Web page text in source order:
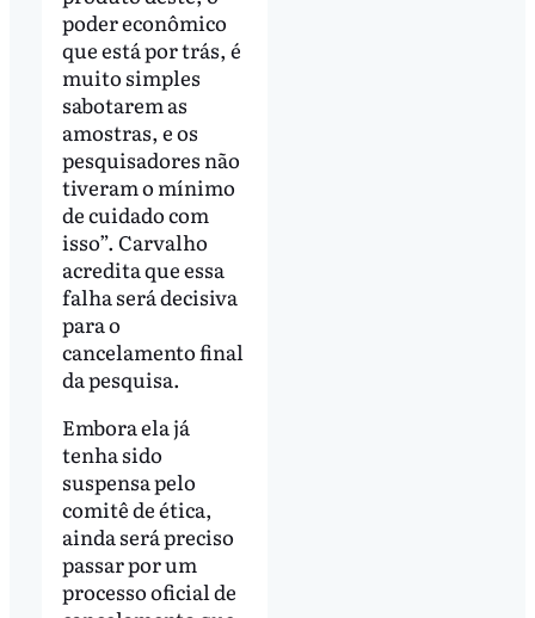
poder econômico
que está por trás, é
muito simples
sabotarem as
amostras, e os
pesquisadores não
tiveram o mínimo
de cuidado com
isso”. Carvalho
acredita que essa
falha será decisiva
para o
cancelamento final
da pesquisa.
Embora ela já
tenha sido
suspensa pelo
comitê de ética,
ainda será preciso
passar por um
processo oficial de